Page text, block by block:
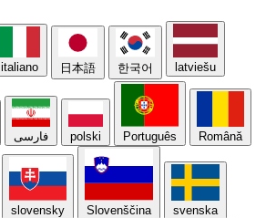
italiano 日本語 한국어 latviešu
فارسی polski Português Română
slovensky Slovenščina svenska